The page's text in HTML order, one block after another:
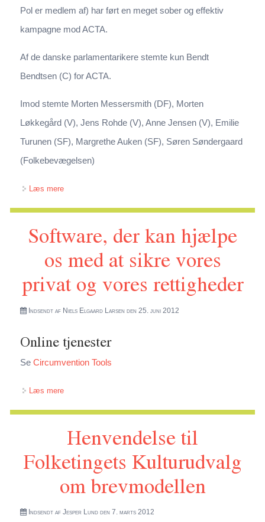
Pol er medlem af) har ført en meget sober og effektiv
kampagne mod ACTA.
Af de danske parlamentarikere stemte kun Bendt
Bendtsen (C) for ACTA.
Imod stemte Morten Messersmith (DF), Morten
Løkkegård (V), Jens Rohde (V), Anne Jensen (V), Emilie
Turunen (SF), Margrethe Auken (SF), Søren Søndergaard
(Folkebevægelsen)
Læs mereom ACTA er DØD
Software, der kan hjælpe
os med at sikre vores
privat og vores rettigheder
Indsendt af Niels Elgaard Larsen den 25. juni 2012
Online tjenester
Se Circumvention Tools
Læs mereom Software, der kan hjælpe os med at sikre vores privat
og vores rettigheder
Henvendelse til
Folketingets Kulturudvalg
om brevmodellen
Indsendt af Jesper Lundden 7. marts 2012